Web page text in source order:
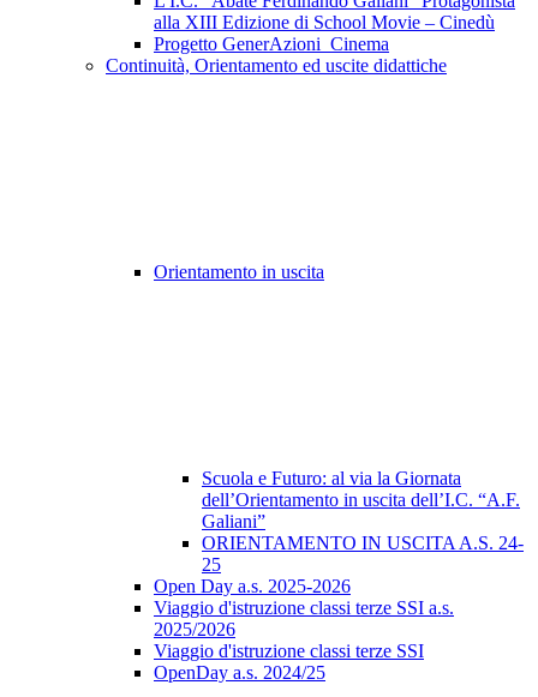
alla XIII Edizione di School Movie – Cinedù
Progetto GenerAzioni_Cinema
Continuità, Orientamento ed uscite didattiche
Orientamento in uscita
Scuola e Futuro: al via la Giornata
dell’Orientamento in uscita dell’I.C. “A.F.
Galiani”
ORIENTAMENTO IN USCITA A.S. 24-
25
Open Day a.s. 2025-2026
Viaggio d'istruzione classi terze SSI a.s.
2025/2026
Viaggio d'istruzione classi terze SSI
OpenDay a.s. 2024/25